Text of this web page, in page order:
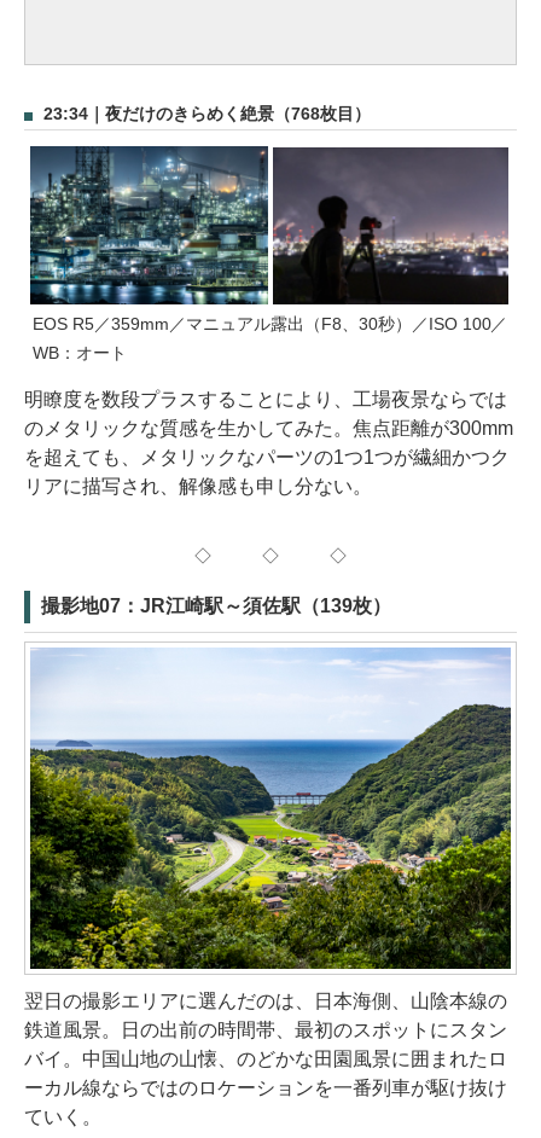
23:34｜夜だけのきらめく絶景（768枚目）
EOS R5／359mm／マニュアル露出（F8、30秒）／ISO 100／
WB：オート
明瞭度を数段プラスすることにより、工場夜景ならでは
のメタリックな質感を生かしてみた。焦点距離が300mm
を超えても、メタリックなパーツの1つ1つが繊細かつク
リアに描写され、解像感も申し分ない。
◇ ◇ ◇
撮影地07：JR江崎駅～須佐駅（139枚）
翌日の撮影エリアに選んだのは、日本海側、山陰本線の
鉄道風景。日の出前の時間帯、最初のスポットにスタン
バイ。中国山地の山懐、のどかな田園風景に囲まれたロ
ーカル線ならではのロケーションを一番列車が駆け抜け
ていく。